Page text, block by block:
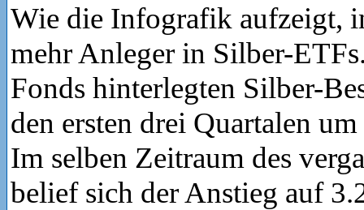
Wie die Infografik aufzeigt,
mehr Anleger in Silber-
Fonds hinterlegten Silber-
den ersten drei Quartalen
Im selben Zeitraum des
belief sich der Anstieg auf